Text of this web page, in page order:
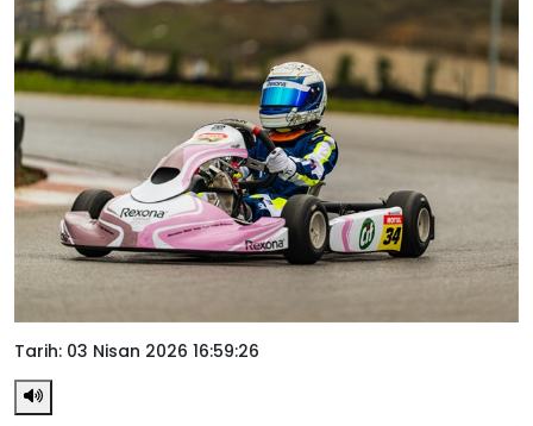
Tarih: 03 Nisan 2026 16:59:26